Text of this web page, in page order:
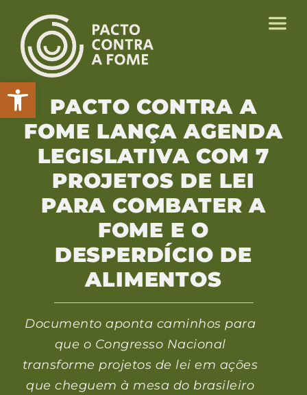
Abrir a barra de ferramentas
PACTO CONTRA A
FOME LANÇA AGENDA
LEGISLATIVA COM 7
PROJETOS DE LEI
PARA COMBATER A
FOME E O
DESPERDÍCIO DE
ALIMENTOS
Documento aponta caminhos para
que o Congresso Nacional
transforme projetos de lei em ações
que cheguem à mesa do brasileiro